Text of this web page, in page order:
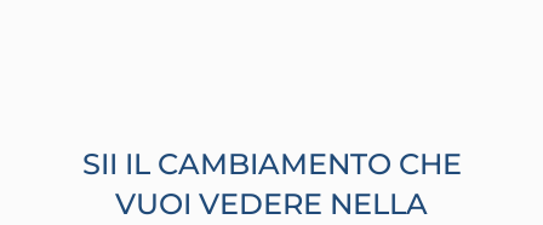
SII IL CAMBIAMENTO CHE
VUOI VEDERE NELLA